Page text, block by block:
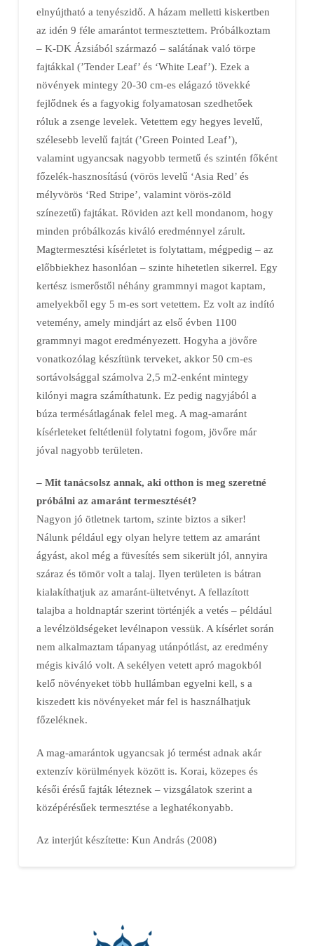
elnyújtható a tenyészidő. A házam melletti kiskertben
az idén 9 féle amarántot termesztettem. Próbálkoztam
– K-DK Ázsiából származó – salátának való törpe
fajtákkal (’Tender Leaf’ és ‘White Leaf’). Ezek a
növények mintegy 20-30 cm-es elágazó tövekké
fejlődnek és a fagyokig folyamatosan szedhetőek
róluk a zsenge levelek. Vetettem egy hegyes levelű,
szélesebb levelű fajtát (’Green Pointed Leaf’),
valamint ugyancsak nagyobb termetű és szintén főként
főzelék-hasznosítású (vörös levelű ‘Asia Red’ és
mélyvörös ‘Red Stripe’, valamint vörös-zöld
színezetű) fajtákat. Röviden azt kell mondanom, hogy
minden próbálkozás kiváló eredménnyel zárult.
Magtermesztési kísérletet is folytattam, mégpedig – az
előbbiekhez hasonlóan – szinte hihetetlen sikerrel. Egy
kertész ismerőstől néhány grammnyi magot kaptam,
amelyekből egy 5 m-es sort vetettem. Ez volt az indító
vetemény, amely mindjárt az első évben 1100
grammnyi magot eredményezett. Hogyha a jövőre
vonatkozólag készítünk terveket, akkor 50 cm-es
sortávolsággal számolva 2,5 m2-enként mintegy
kilónyi magra számíthatunk. Ez pedig nagyjából a
búza termésátlagának felel meg. A mag-amaránt
kísérleteket feltétlenül folytatni fogom, jövőre már
jóval nagyobb területen.
– Mit tanácsolsz annak, aki otthon is meg szeretné
próbálni az amaránt termesztését?
Nagyon jó ötletnek tartom, szinte biztos a siker!
Nálunk például egy olyan helyre tettem az amaránt
ágyást, akol még a füvesítés sem sikerült jól, annyira
száraz és tömör volt a talaj. Ilyen területen is bátran
kialakíthatjuk az amaránt-ültetvényt. A fellazított
talajba a holdnaptár szerint történjék a vetés – például
a levélzöldségeket levélnapon vessük. A kísérlet során
nem alkalmaztam tápanyag utánpótlást, az eredmény
mégis kiváló volt. A sekélyen vetett apró magokból
kelő növényeket több hullámban egyelni kell, s a
kiszedett kis növényeket már fel is használhatjuk
főzeléknek.
A mag-amarántok ugyancsak jó termést adnak akár
extenzív körülmények között is. Korai, közepes és
késői érésű fajták léteznek – vizsgálatok szerint a
középérésűek termesztése a leghatékonyabb.
Az interjút készítette: Kun András (2008)